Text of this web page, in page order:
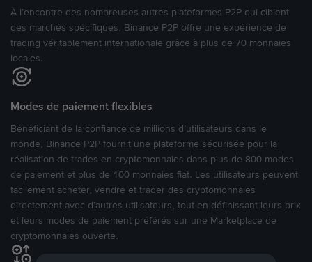
À l’encontre des nombreuses autres plateformes P2P qui ciblent
des marchés spécifiques, Binance P2P offre une expérience de
trading véritablement internationale grâce à plus de 70 monnaies
locales.
Modes de paiement flexibles
Bénéficiant de la confiance de millions d’utilisateurs dans le
monde, Binance P2P fournit une plateforme sécurisée pour la
réalisation de trades en cryptomonnaies dans plus de 800 modes
de paiement et plus de 100 monnaies fiat. Les utilisateurs peuvent
facilement acheter, vendre et trader des cryptomonnaies
directement avec d’autres utilisateurs, tout en définissant leurs prix
et leurs modes de paiement préférés sur une Marketplace de
cryptomonnaies ouverte.